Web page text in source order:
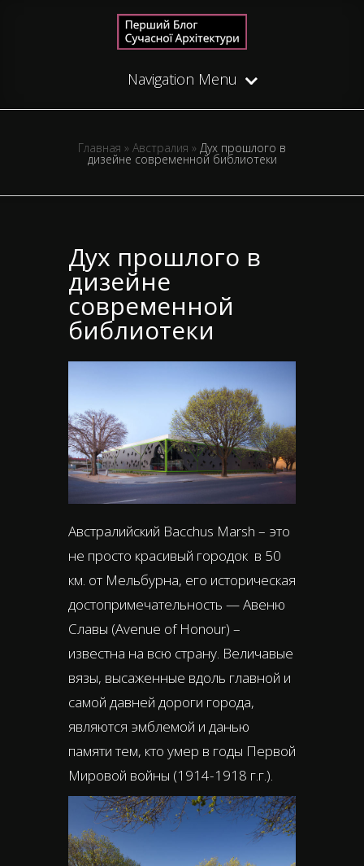
Navigation Menu
Главная » Австралия » Дух прошлого в
дизейне современной библиотеки
Дух прошлого в
дизейне
современной
библиотеки
Австралийский Bacchus Marsh – это
не просто красивый городок в 50
км. от Мельбурна, его историческая
достопримечательность — Авеню
Славы (Avenue of Honour) –
известна на всю страну. Величавые
вязы, высаженные вдоль главной и
самой давней дороги города,
являются эмблемой и данью
памяти тем, кто умер в годы Первой
Мировой войны (1914-1918 г.г.).